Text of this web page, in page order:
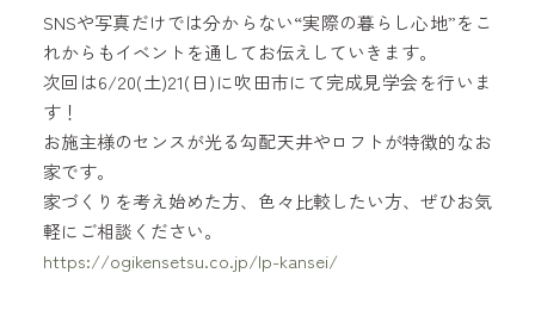
SNSや写真だけでは分からない“実際の暮らし心地”をこ
れからもイベントを通してお伝えしていきます。
次回は6/20(土)21(日)に吹田市にて完成見学会を行いま
す！
お施主様のセンスが光る勾配天井やロフトが特徴的なお
家です。
家づくりを考え始めた方、色々比較したい方、ぜひお気
軽にご相談ください。
https://ogikensetsu.co.jp/lp-kansei/